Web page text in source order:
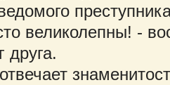
великолепны! -
друга.